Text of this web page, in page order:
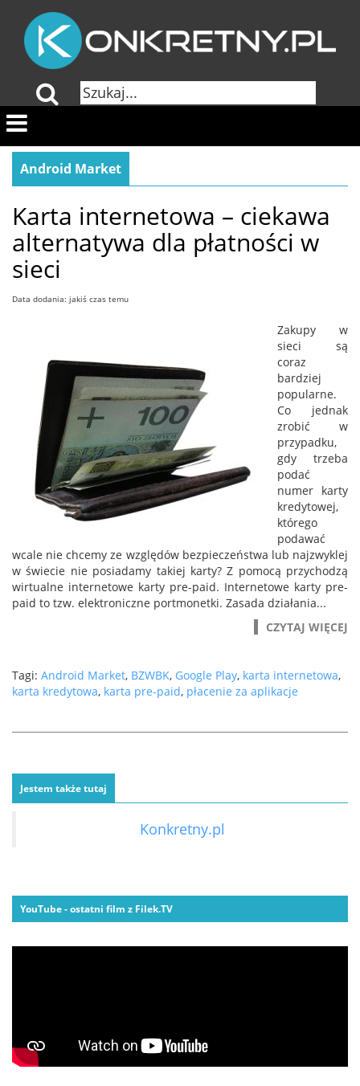
Android Market
Karta internetowa – ciekawa
alternatywa dla płatności w
sieci
Data dodania: jakiś czas temu
Zakupy w
sieci są
coraz
bardziej
popularne.
Co jednak
zrobić w
przypadku,
gdy trzeba
podać
numer karty
kredytowej,
którego
podawać
wcale nie chcemy ze względów bezpieczeństwa lub najzwyklej
w świecie nie posiadamy takiej karty? Z pomocą przychodzą
wirtualne internetowe karty pre-paid. Internetowe karty pre-
paid to tzw. elektroniczne portmonetki. Zasada działania...
CZYTAJ WIĘCEJ
Tagi: Android Market, BZWBK, Google Play, karta internetowa,
karta kredytowa, karta pre-paid, płacenie za aplikacje
Jestem także tutaj
Konkretny.pl
YouTube - ostatni film z Filek.TV